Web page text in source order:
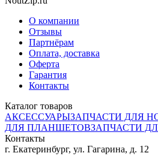
О компании
Отзывы
Партнёрам
Оплата, доставка
Оферта
Гарантия
Контакты
Каталог товаров
АКСЕССУАРЫЗАПЧАСТИ ДЛЯ
ДЛЯ ПЛАНШЕТОВЗАПЧАСТИ
Контакты
г. Екатеринбург, ул. Гагарина, д. 12